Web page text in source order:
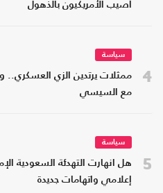
أصيب الأمريكيون بالذهول
4
سياسة
ممثلات يرتدين الزي
مع السيسي
5
سياسة
هل انهارت التهدئة السعودية
إعلامي واتهامات جديدة